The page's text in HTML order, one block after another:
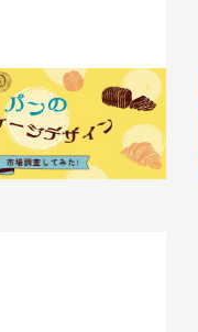
ケージデザイン、市場調
/ ノウハウ